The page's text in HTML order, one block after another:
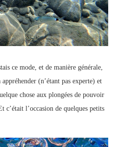
ce mode, et de manière générale,
(n’étant pas experte) et
chose aux plongées de pouvoir
c’était l’occasion de quelques petits